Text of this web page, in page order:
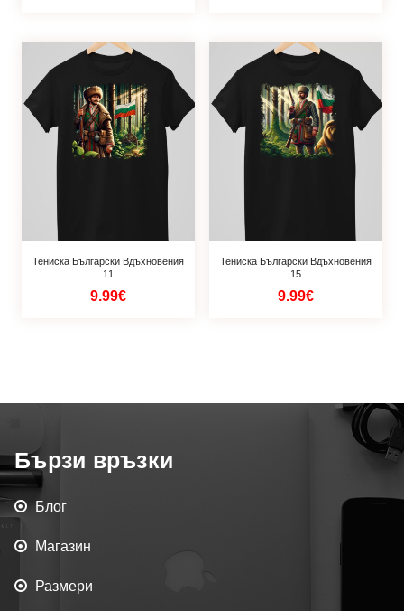
Тениска Български Вдъхновения
11
9.99€
Тениска Български Вдъхновения
15
9.99€
Бързи връзки
Блог
Магазин
Размери